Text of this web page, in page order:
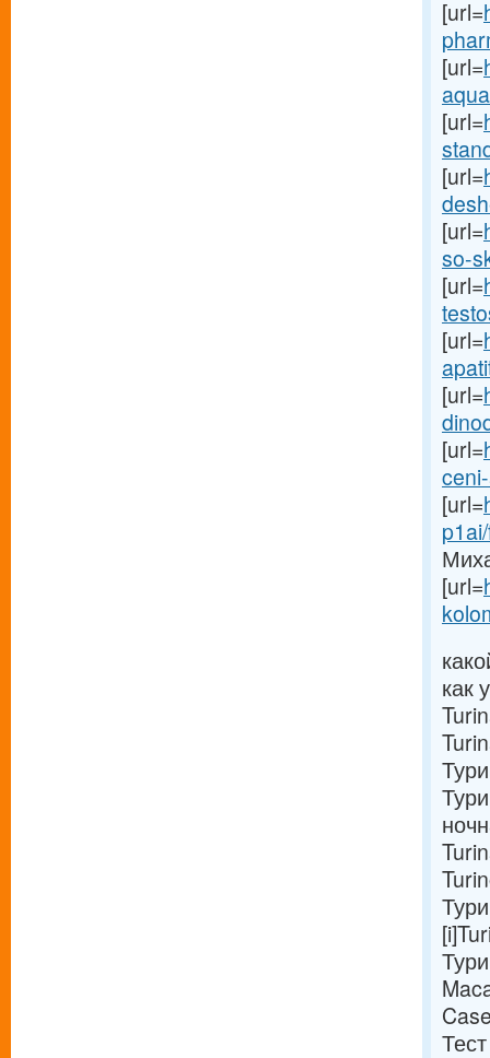
[url=
[url=
[url=
[url=
[url=
so-
[url=
[url=
[url=
[url=
[url=
[url=
как